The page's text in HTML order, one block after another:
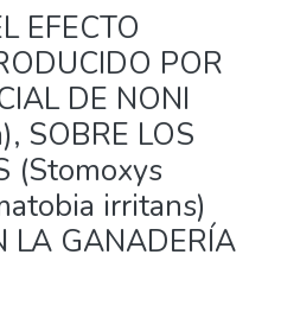
EFECTO
POR
DE NONI
SOBRE LOS
(Stomoxys
irritans)
LA GANADERÍA